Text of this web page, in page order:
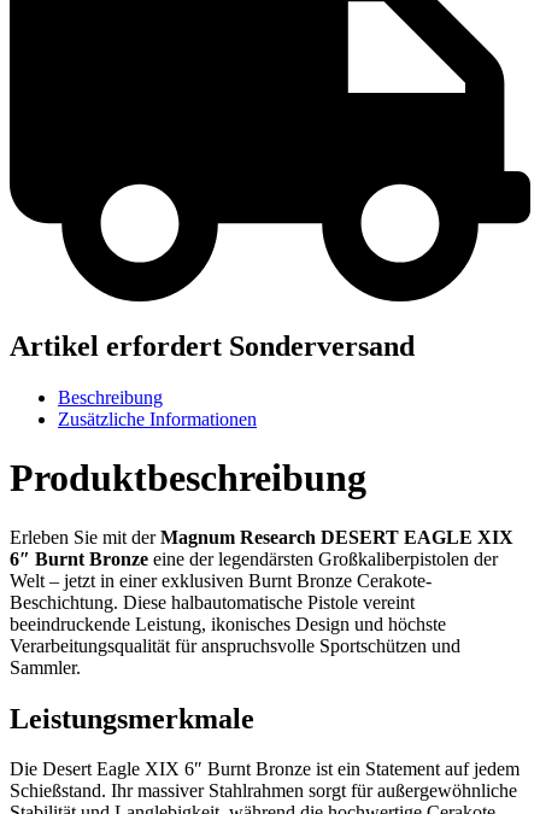
Artikel erfordert Sonderversand
Beschreibung
Zusätzliche Informationen
Produktbeschreibung
Erleben Sie mit derMagnum Research DESERT EAGLE XIX
6″ Burnt Bronze eine der legendärsten Großkaliberpistolen der
Welt – jetzt in einer exklusiven Burnt Bronze Cerakote-
Beschichtung. Diese halbautomatische Pistole vereint
beeindruckende Leistung, ikonisches Design und höchste
Verarbeitungsqualität für anspruchsvolle Sportschützen und
Sammler.
Leistungsmerkmale
Die Desert Eagle XIX 6″ Burnt Bronze ist ein Statement auf jedem
Schießstand. Ihr massiver Stahlrahmen sorgt für außergewöhnliche